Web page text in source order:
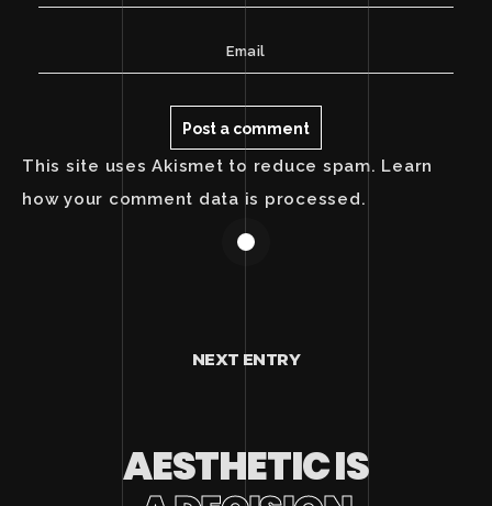
This site uses Akismet to reduce spam. Learn
how your comment data is processed.
NEXT ENTRY
AESTHETIC IS